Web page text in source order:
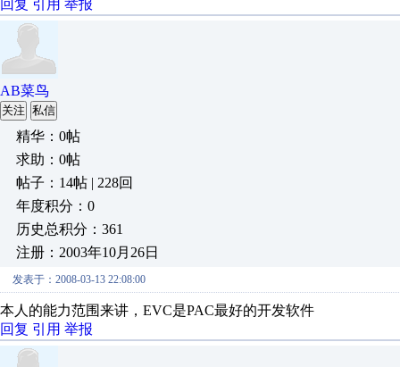
回复 引用 举报
AB菜鸟
关注 私信
精华：0帖
求助：0帖
帖子：14帖 | 228回
年度积分：0
历史总积分：361
注册：2003年10月26日
发表于：2008-03-13 22:08:00
本人的能力范围来讲，EVC是PAC最好的开发软件
回复 引用 举报